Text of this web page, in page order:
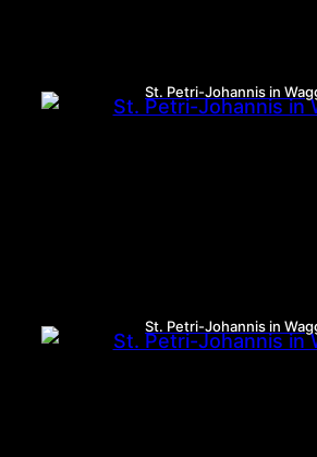
St. Petri-Johannis in
St. Petri-Johannis in